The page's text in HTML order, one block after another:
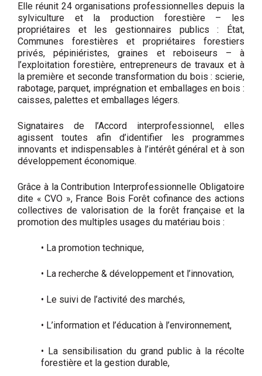
Elle réunit 24 organisations professionnelles depuis la
sylviculture et la production forestière – les
propriétaires et les gestionnaires publics : État,
Communes forestières et propriétaires forestiers
privés, pépiniéristes, graines et reboiseurs – à
l’exploitation forestière, entrepreneurs de travaux et à
la première et seconde transformation du bois : scierie,
rabotage, parquet, imprégnation et emballages en bois :
caisses, palettes et emballages légers.
Signataires de l’Accord interprofessionnel, elles
agissent toutes afin d’identifier les programmes
innovants et indispensables à l’intérêt général et à son
développement économique.
Grâce à la Contribution Interprofessionnelle Obligatoire
dite « CVO », France Bois Forêt cofinance des actions
collectives de valorisation de la forêt française et la
promotion des multiples usages du matériau bois :
• La promotion technique,
• La recherche & développement et l’innovation,
• Le suivi de l’activité des marchés,
• L’information et l’éducation à l’environnement,
• La sensibilisation du grand public à la récolte
forestière et la gestion durable,